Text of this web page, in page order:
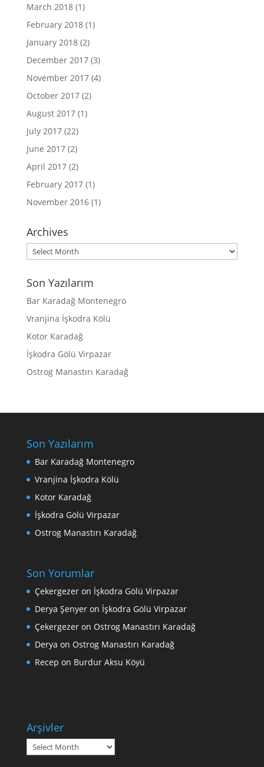
March 2018(1)
February 2018(1)
January 2018(2)
December 2017(3)
November 2017(4)
October 2017(2)
August 2017(1)
July 2017(22)
June 2017(2)
April 2017(2)
February 2017(1)
November 2016(1)
Archives
Archives
Son Yazılarım
Bar Karadağ Montenegro
Vranjina İşkodra Kölü
Kotor Karadağ
İşkodra Gölü Virpazar
Ostrog Manastırı Karadağ
Son Yazılarım
Bar Karadağ Montenegro
Vranjina İşkodra Kölü
Kotor Karadağ
İşkodra Gölü Virpazar
Ostrog Manastırı Karadağ
Son Yorumlar
Çekergezeron İşkodra Gölü Virpazar
Derya Şenyeron İşkodra Gölü Virpazar
Çekergezeron Ostrog Manastırı Karadağ
Derya on Ostrog Manastırı Karadağ
Recep on Burdur Aksu Köyü
Arşivler
Arşivler